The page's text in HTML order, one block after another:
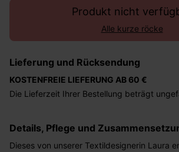
Produkt nicht
Alle kurze röcke
Lieferung und Rücksendung
KOSTENFREIE LIEFERUNG AB 60 €
Die Lieferzeit Ihrer Bestellung beträgt
betragen 2,95 Euro bei einem Bestellwert
Euro.
Details, Pflege und
Dieses von unserer Textildesignerin Laura